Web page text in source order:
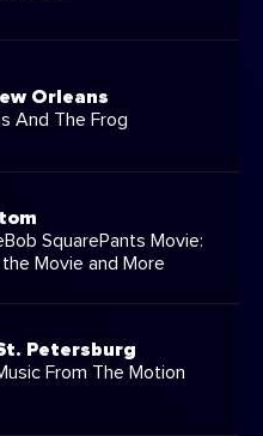
Orleans
And The Frog
SquarePants Movie:
the Movie and More
Petersburg
From The Motion